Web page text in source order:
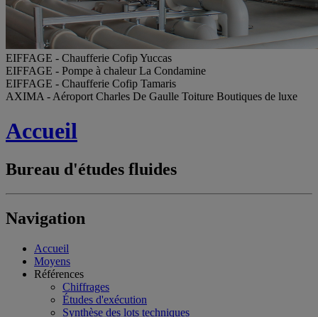
EIFFAGE - Chaufferie Cofip Yuccas
EIFFAGE - Pompe à chaleur La Condamine
EIFFAGE - Chaufferie Cofip Tamaris
AXIMA - Aéroport Charles De Gaulle Toiture Boutiques de luxe
Accueil
Bureau d'études fluides
Navigation
Accueil
Moyens
Références
Chiffrages
Études d'exécution
Synthèse des lots techniques